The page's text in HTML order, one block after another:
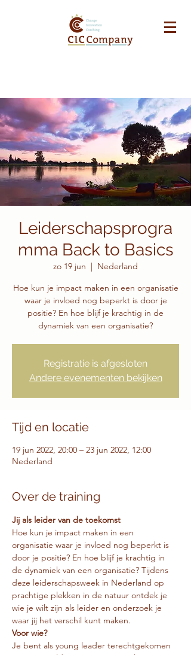
Leiderschapsprogra
mma Back to Basics
zo 19 jun
  |
Nederland
Hoe kun je impact maken in een organisatie
waar je invloed nog beperkt is door je
positie? En hoe blijf je krachtig in de
dynamiek van een organisatie?
Registratie is afgesloten
Andere evenementen bekijken
Tijd en locatie
19 jun 2022, 20:00 – 23 jun 2022, 12:00
Nederland
Over de training
Jij als leider van de toekomst
Hoe kun je impact maken in een
organisatie waar je invloed nog beperkt is
door je positie? En hoe blijf je krachtig in
de dynamiek van een organisatie? Tijdens
deze leiderschapsweek in Nederland op
prachtige plekken in de natuur ontdek je
wie je wilt zijn als leider en onderzoek je
waar jij het verschil kunt maken.
Voor wie?
Je bent als young leader terechtgekomen